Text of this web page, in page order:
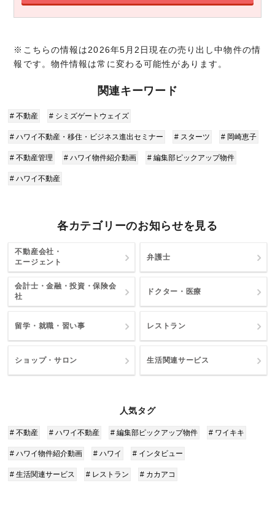
※こちらの情報は2026年5月2日現在の売り出し中物件の情
報です。物件情報は常に変わる可能性があります。
関連キーワード
# 不動産 # シミズゲートウェイズ
# ハワイ不動産・移住・ビジネス進出セミナー # スターツ # 岡崎恵子
# 不動産管理 # ハワイ物件紹介動画 # 編集部ピックアップ物件
# ハワイ不動産
各カテゴリーのお知らせを見る
不動産会社・
エージェント
弁護士
会計士・金融・投資・保険会
社
ドクター・医療
留学・就職・習い事 レストラン
ショップ・サロン 生活関連サービス
人気タグ
# 不動産 # ハワイ不動産 # 編集部ピックアップ物件 # ワイキキ
# ハワイ物件紹介動画 # ハワイ # インタビュー
# 生活関連サービス # レストラン # カカアコ